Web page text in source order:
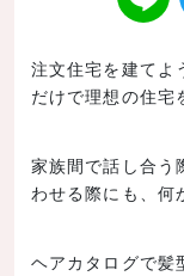
LINE
注文住宅を建てよ
だけで理想の住宅
家族間で話し合う
わせる際にも、何
ヘアカタログで髪